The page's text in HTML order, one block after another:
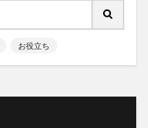
お役立ち